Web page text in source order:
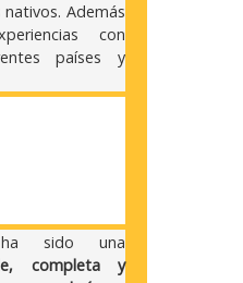
Además
con
países y
sido una
completa y